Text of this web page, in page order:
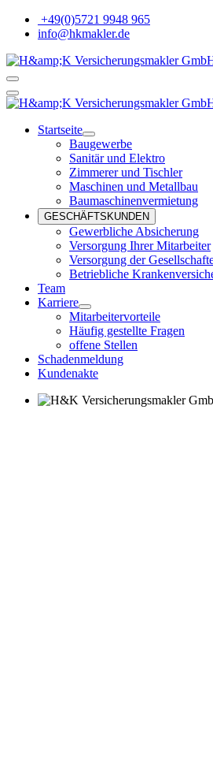
+49(0)5721 9948 965
info@hkmakler.de
Startseite
Baugewerbe
Sanitär und Elektro
Zimmerer und Tischler
Maschinen und Metallbau
Baumaschinenvermietung
GESCHÄFTSKUNDEN
Gewerbliche Absicherung
Versorgung Ihrer Mitarbeiter
Versorgung der
Betriebliche
Team
Karriere
Mitarbeitervorteile
Häufig gestellte Fragen
offene Stellen
Schadenmeldung
Kundenakte